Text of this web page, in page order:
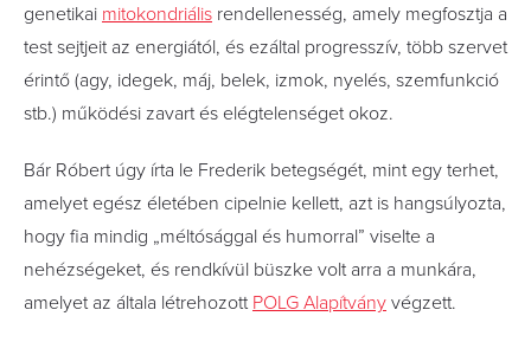
genetikai mitokondriális rendellenesség, amely megfosztja a
test sejtjeit az energiától, és ezáltal progresszív, több szervet
érintő (agy, idegek, máj, belek, izmok, nyelés, szemfunkció
stb.) működési zavart és elégtelenséget okoz.
Bár Róbert úgy írta le Frederik betegségét, mint egy terhet,
amelyet egész életében cipelnie kellett, azt is hangsúlyozta,
hogy fia mindig „méltósággal és humorral” viselte a
nehézségeket, és rendkívül büszke volt arra a munkára,
amelyet az általa létrehozott POLG Alapítvány végzett.